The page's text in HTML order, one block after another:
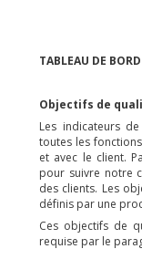
TABLEAU DE
Objectifs de
Les indicateurs
toutes les
et avec le client.
pour suivre notre
des clients. Les
définis par une
Ces objectifs de
requise par le